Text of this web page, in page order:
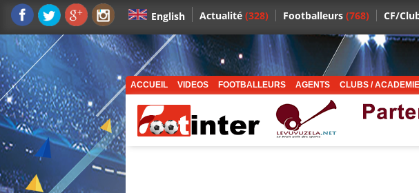
English Actualité (328) Footballeurs (768) CF/
ACCUEIL VIDEOS FOOTBALLEURS AGENTS CLUBS /